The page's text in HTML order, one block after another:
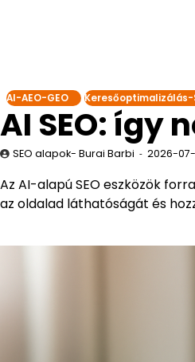
AI-AEO-GEO Keresőoptimalizálás-
AI SEO: így
SEO alapok- Burai Barbi 2026-
Az AI-alapú SEO eszközök
az oldalad láthatóságát és